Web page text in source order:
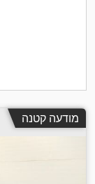
מודעה קטנה